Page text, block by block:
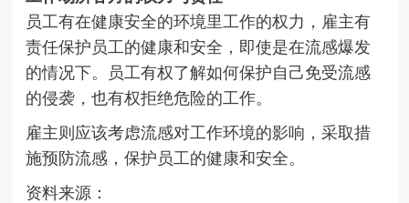
员工有在健康安全的环境里工作的权力，雇主有
责任保护员工的健康和安全，即使是在流感爆发
的情况下。员工有权了解如何保护自己免受流感
的侵袭，也有权拒绝危险的工作。
雇主则应该考虑流感对工作环境的影响，采取措
施预防流感，保护员工的健康和安全。
资料来源：